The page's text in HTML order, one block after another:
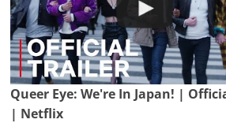
Queer Eye: We're In Japan! |
| Netflix